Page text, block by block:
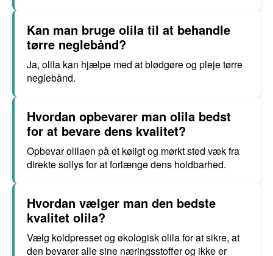
Kan man bruge olila til at behandle
tørre neglebånd?
Ja, olila kan hjælpe med at blødgøre og pleje tørre
neglebånd.
Hvordan opbevarer man olila bedst
for at bevare dens kvalitet?
Opbevar olilaen på et køligt og mørkt sted væk fra
direkte sollys for at forlænge dens holdbarhed.
Hvordan vælger man den bedste
kvalitet olila?
Vælg koldpresset og økologisk olila for at sikre, at
den bevarer alle sine næringsstoffer og ikke er